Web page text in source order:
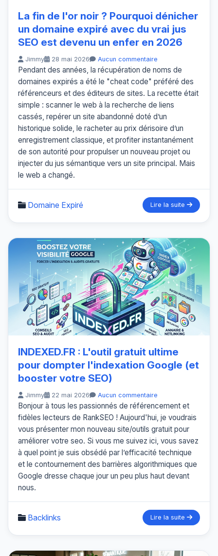
La fin de l'or noir ? Pourquoi dénicher
un domaine expiré avec du vrai jus
SEO est devenu un enfer en 2026
Jimmy 28 mai 2026 Aucun commentaire
Pendant des années, la récupération de noms de
domaines expirés a été le "cheat code" préféré des
référenceurs et des éditeurs de sites. La recette était
simple : scanner le web à la recherche de liens
cassés, repérer un site abandonné doté d’un
historique solide, le racheter au prix dérisoire d’un
enregistrement classique, et profiter instantanément
de son autorité pour propulser un nouveau projet ou
injecter du jus sémantique vers un site principal. Mais
le web a changé.
Domaine Expiré Lire la suite
INDEXED.FR : L'outil gratuit ultime
pour dompter l'indexation Google (et
booster votre SEO)
Jimmy 22 mai 2026 Aucun commentaire
Bonjour à tous les passionnés de référencement et
fidèles lecteurs de RankSEO ! Aujourd'hui, je voudrais
vous présenter mon nouveau site/outils gratuit pour
améliorer votre seo. Si vous me suivez ici, vous savez
à quel point je suis obsédé par l’efficacité technique
et le contournement des barrières algorithmiques que
Google dresse chaque jour un peu plus haut devant
nous.
Backlinks Lire la suite